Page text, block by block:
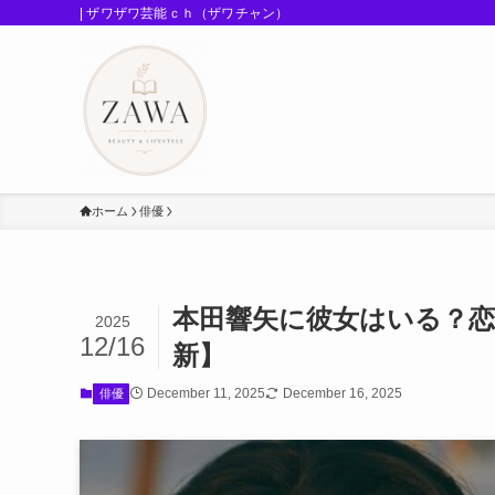
| ザワザワ芸能ｃｈ（ザワチャン）
ホーム 俳優
本田響矢に彼女はいる？
新】
2025
12/16
俳優 December 11, 2025 December 16, 2025